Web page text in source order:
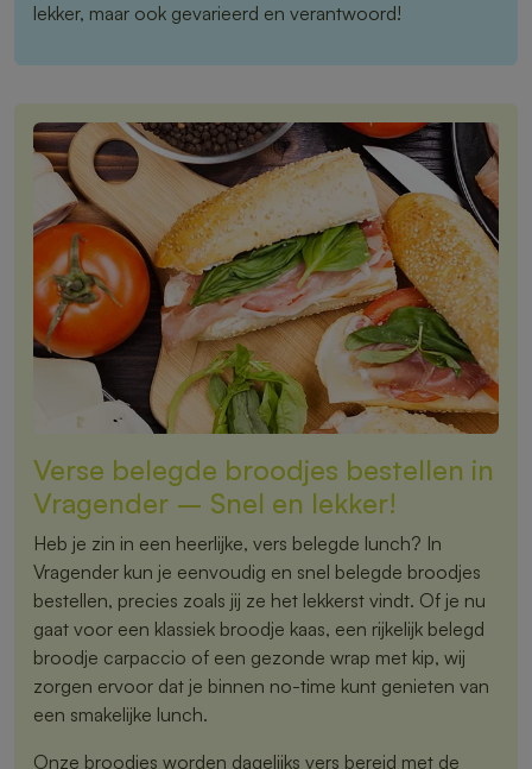
lekker, maar ook gevarieerd en verantwoord!
Verse belegde broodjes bestellen in
Vragender – Snel en lekker!
Heb je zin in een heerlijke, vers belegde lunch? In
Vragender kun je eenvoudig en snel belegde broodjes
bestellen, precies zoals jij ze het lekkerst vindt. Of je nu
gaat voor een klassiek broodje kaas, een rijkelijk belegd
broodje carpaccio of een gezonde wrap met kip, wij
zorgen ervoor dat je binnen no-time kunt genieten van
een smakelijke lunch.
Onze broodjes worden dagelijks vers bereid met de